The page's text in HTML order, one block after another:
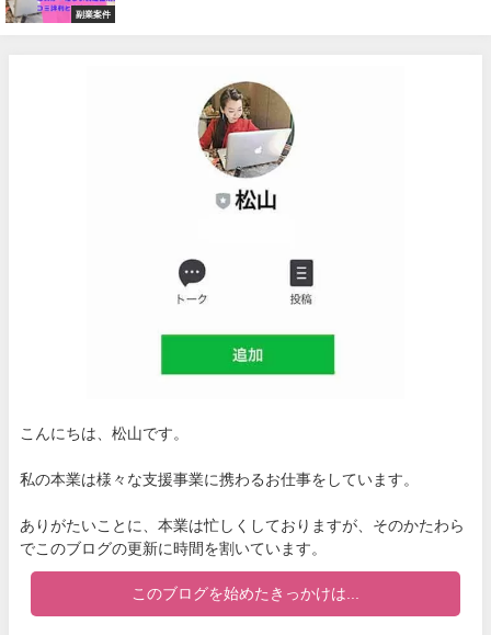
副業案件
こんにちは、松山です。
私の本業は様々な支援事業に携わるお仕事をしています。
ありがたいことに、本業は忙しくしておりますが、そのかたわら
でこのブログの更新に時間を割いています。
このブログを始めたきっかけは...